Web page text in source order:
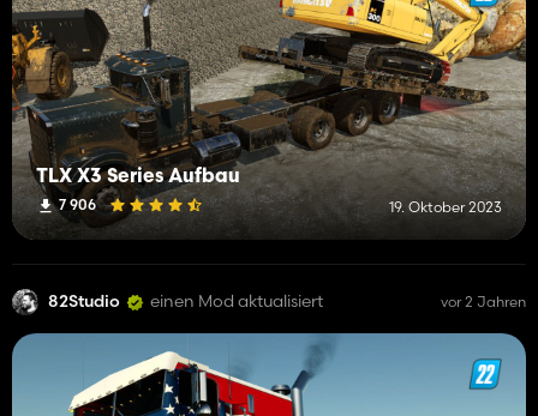
TLX X3 Series Aufbau
7 906 19. Oktober 2023
82Studio einen Mod aktualisiert vor 2 Jahren